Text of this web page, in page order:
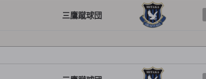
三鷹蹴球団